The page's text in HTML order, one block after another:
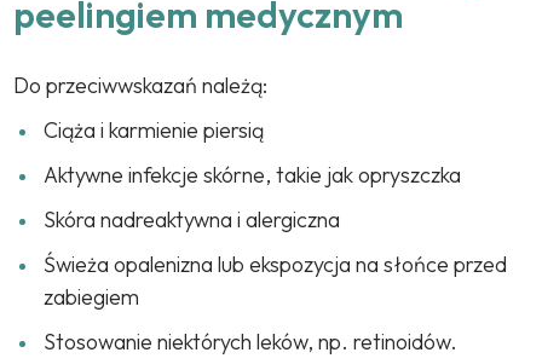
peelingiem medycznym
Do przeciwwskazań należą:
Ciąża i karmienie piersią
Aktywne infekcje skórne, takie jak opryszczka
Skóra nadreaktywna i alergiczna
Świeża opalenizna lub ekspozycja na słońce przed
zabiegiem
Stosowanie niektórych leków, np. retinoidów.